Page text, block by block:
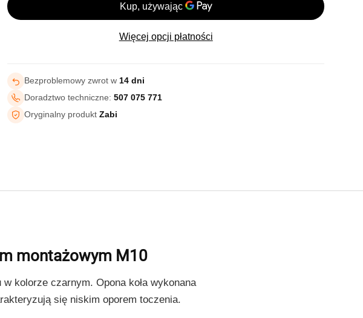
Więcej opcji płatności
Bezproblemowy zwrot w14 dni
Doradztwo techniczne:507 075 771
Oryginalny produktZabi
montażowym M10
kolorze czarnym. Opona koła wykonana
się niskim oporem toczenia.